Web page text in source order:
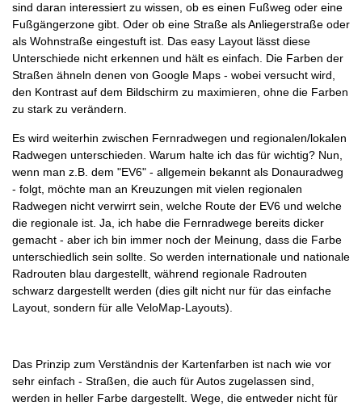
sind daran interessiert zu wissen, ob es einen Fußweg oder eine
Fußgängerzone gibt. Oder ob eine Straße als Anliegerstraße oder
als Wohnstraße eingestuft ist. Das easy Layout lässt diese
Unterschiede nicht erkennen und hält es einfach. Die Farben der
Straßen ähneln denen von Google Maps - wobei versucht wird,
den Kontrast auf dem Bildschirm zu maximieren, ohne die Farben
zu stark zu verändern.
Es wird weiterhin zwischen Fernradwegen und regionalen/lokalen
Radwegen unterschieden. Warum halte ich das für wichtig? Nun,
wenn man z.B. dem "EV6" - allgemein bekannt als Donauradweg
- folgt, möchte man an Kreuzungen mit vielen regionalen
Radwegen nicht verwirrt sein, welche Route der EV6 und welche
die regionale ist. Ja, ich habe die Fernradwege bereits dicker
gemacht - aber ich bin immer noch der Meinung, dass die Farbe
unterschiedlich sein sollte. So werden internationale und nationale
Radrouten blau dargestellt, während regionale Radrouten
schwarz dargestellt werden (dies gilt nicht nur für das einfache
Layout, sondern für alle VeloMap-Layouts).
Das Prinzip zum Verständnis der Kartenfarben ist nach wie vor
sehr einfach - Straßen, die auch für Autos zugelassen sind,
werden in heller Farbe dargestellt. Wege, die entweder nicht für